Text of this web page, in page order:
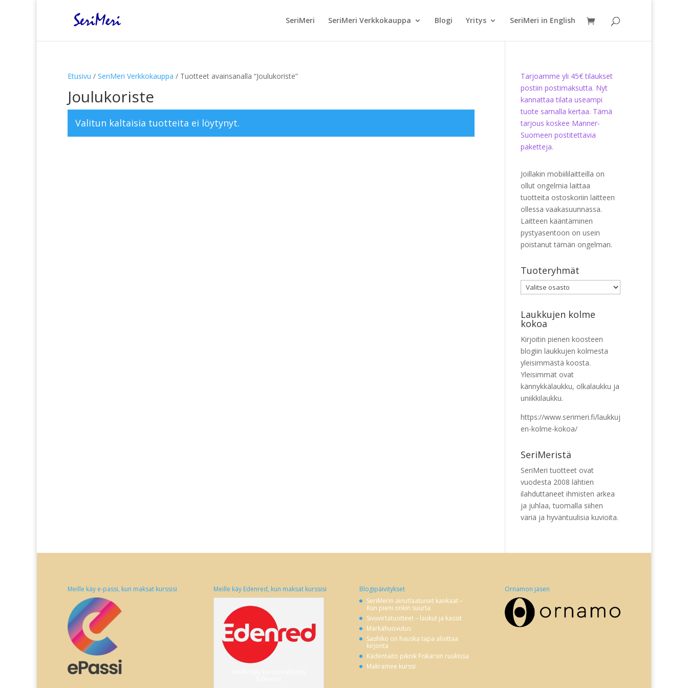
SeriMeri SeriMeri Verkkokauppa Blogi Yritys SeriMeri in English
Etusivu / SeriMeri Verkkokauppa / Tuotteet avainsanalla “Joulukoriste”
Joulukoriste
Valitun kaltaisia tuotteita ei löytynyt.
Tarjoamme yli 45€ tilaukset
postiin postimaksutta. Nyt
kannattaa tilata useampi
tuote samalla kertaa. Tämä
tarjous koskee Manner-
Suomeen postitettavia
paketteja.
Joillakin mobiililaitteilla on
ollut ongelmia laittaa
tuotteita ostoskoriin laitteen
ollessa vaakasuunnassa.
Laitteen kääntäminen
pystyasentoon on usein
poistanut tämän ongelman.
Tuoteryhmät
Laukkujen kolme
kokoa
Kirjoitin pienen koosteen
blogiin laukkujen kolmesta
yleisimmästä koosta.
Yleisimmät ovat
kännykkälaukku, olkalaukku ja
uniikkilaukku.
https://www.serimeri.fi/laukkuj
en-kolme-kokoa/
SeriMeristä
SeriMeri tuotteet ovat
vuodesta 2008 lähtien
ilahduttaneet ihmisten arkea
ja juhlaa, tuomalla siihen
väriä ja hyväntuulisia kuvioita.
Meille käy e-passi, kun maksat kurssisi Meille käy Edenred, kun maksat kurssisi
Blogipäivitykset
SeriMerin ainutlaatuiset kankaat –
Kun pieni onkin suurta
Sivuvirtatuotteet – laukut ja kassit
Märkähuovutus
Sashiko on hauska tapa aloittaa
kirjonta
Kädentaito piknik Fiskarsin ruukissa
Makramee kurssi
Ornamon jäsen